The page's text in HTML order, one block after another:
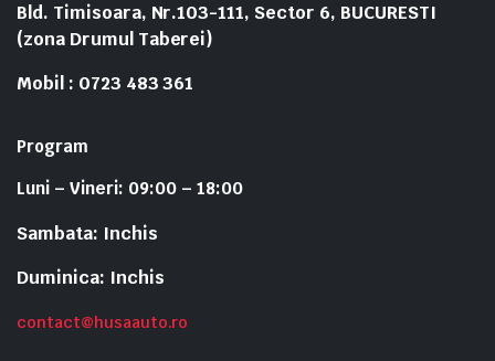
Bld. Timisoara, Nr.103-111, Sector 6, BUCURESTI
(zona Drumul Taberei)
Mobil : 0723 483 361
Program
Luni – Vineri: 09:00 – 18:00
Sambata: Inchis
Duminica: Inchis
contact@husaauto.ro